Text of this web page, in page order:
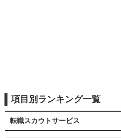
項目別ランキング一覧
転職スカウトサービス